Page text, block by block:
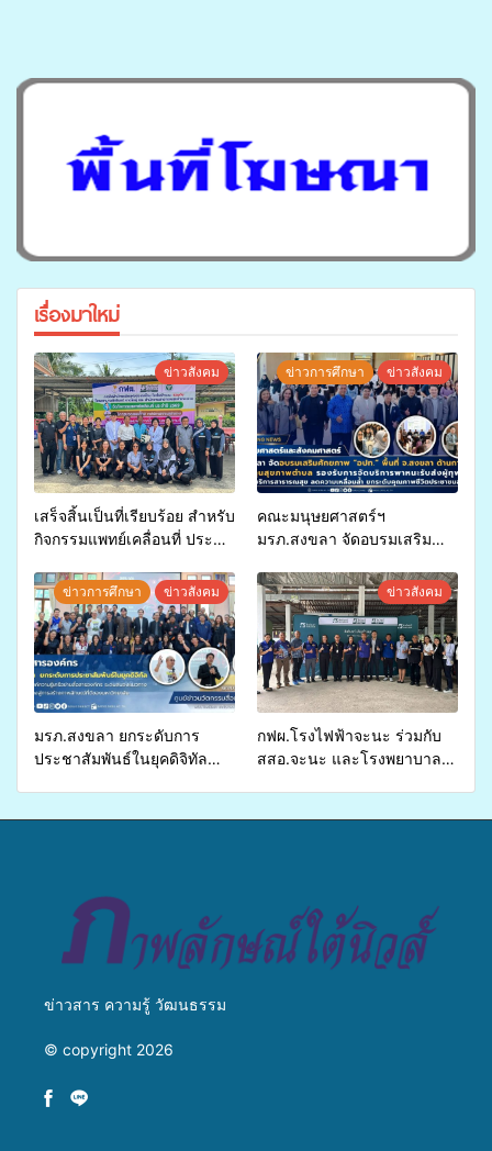
เรื่องมาใหม่
ข่าวสังคม
เสร็จสิ้นเป็นที่เรียบร้อย สำหรับ
กิจกรรมแพทย์เคลื่อนที่ ประจำ
สุขภาพแก่ประชาชนในพื้นที่
อำเภอจะนะ
ข่าวการศึกษา ข่าวสังคม
คณะมนุษยศาสตร์ฯ
มรภ.สงขลา จัดอบรมเสริม
จ่ายงบกองทุนสุขภาพตำบล
รองรับการจัดบริการพาหนะรับ
ส่งผู้ทุพพลภาพเพื่อเข้ารับ
บริการสาธารณสุข ลดความ
เหลื่อมล้ำ ยกระดับคุณภาพ
ชีวิตประชาชนอย่างยั่งยืน
ข่าวการศึกษา ข่าวสังคม
มรภ.สงขลา ยกระดับการ
ประชาสัมพันธ์ในยุคดิจิทัล
ข่าวสังคม
กฟผ.โรงไฟฟ้าจะนะ ร่วมกับ
สสอ.จะนะ และโรงพยาบาล
ข่าวสาร ความรู้ วัฒนธรรม
© copyright 2026